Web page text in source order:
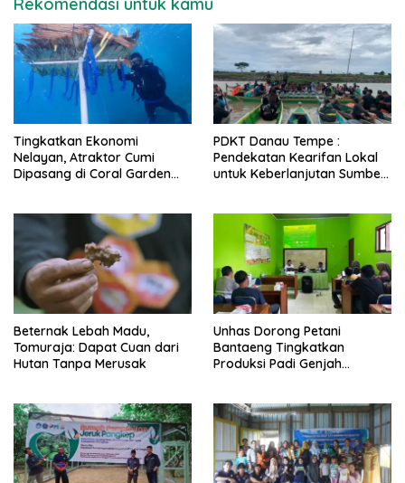
Rekomendasi untuk kamu
Tingkatkan Ekonomi
Nelayan, Atraktor Cumi
Dipasang di Coral Garden
PDKT Danau Tempe :
Pendekatan Kearifan Lokal
untuk Keberlanjutan Sumber
Beternak Lebah Madu,
Tomuraja: Dapat Cuan dari
Hutan Tanpa Merusak
Unhas Dorong Petani
Bantaeng Tingkatkan
Produksi Padi Genjah